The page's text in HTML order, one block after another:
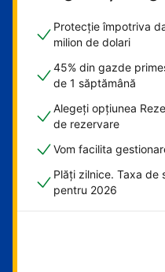
Protecție împotriva
milion de dolari
45% din gazde
de 1 săptămână
Alegeți opțiunea
de rezervare
Vom facilita
Plăți zilnice. Taxa de
pentru 2026